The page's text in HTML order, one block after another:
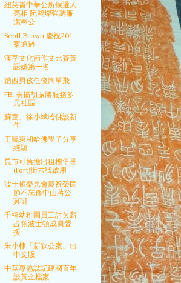
紐英崙中華公所候選人
亮相 阮鴻燦強調廉
潔奉公
Scott Brown 慶祝201
案通過
漢字文化節作文比賽黃
語嫣第一名
踏西男孩任俊陶單飛
FBI 表揚胡振勝服務多
元社區
蘇童、徐小斌哈佛談新
作
王曉東和哈佛學子分享
經驗
昆市可負擔出租樓堡壘
(Fort)街六號啟用
波士頓榮光會慶祝榮民
節不忘孫中山蔣公
冥誕
千禧幼稚園員工討欠薪
占領波士頓成員聲
援
朱小棣「新狄公案」出
中文版
中華專協誌記建國百年
談黃金檔案